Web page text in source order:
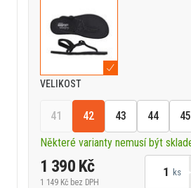
VELIKOST
41 42 43 44 45
Některé varianty nemusí být
1 390 Kč
1 149 Kč bez DPH
ks